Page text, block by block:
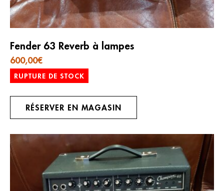
Fender 63 Reverb à lampes
600,00€
RUPTURE DE STOCK
RÉSERVER EN MAGASIN